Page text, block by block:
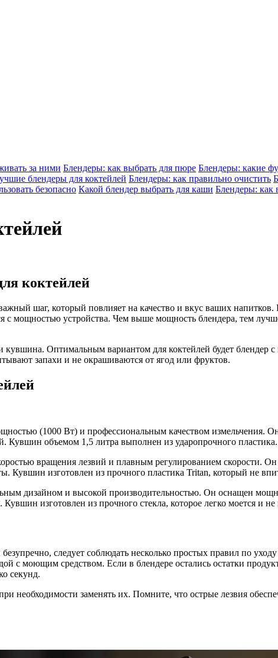
за ними Блендеры: как выбрать для пюре Блендеры: какие
блендеры для коктейлей Блендеры: как правильно очистить
безопасно Какой блендер выбрать для каши Блендеры: как
коктейлей
шаг, который повлияет на качество и вкус ваших
мощностью устройства. Чем выше мощность блендера, тем
кувшина. Оптимальным вариантом для коктейлей будет
запахи и не окрашиваются от ягод или фруктов.
(1000 Вт) и профессиональным качеством измельчения.
Кувшин объемом 1,5 литра выполнен из ударопрочного пластика.
вращения лезвий и плавным регулированием
Кувшин изготовлен из прочного пластика Tritan, который не
дизайном и высокой производительностью. Он оснащен
изготовлен из прочного стекла, которое легко моется и не
следует соблюдать несколько простых правил по
с моющим средством. Если в блендере остались остатки
секунд.
необходимости заменять их. Помните, что острые лезвия